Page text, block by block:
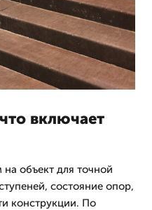
включает
объект для точной
состояние опор,
конструкции. По